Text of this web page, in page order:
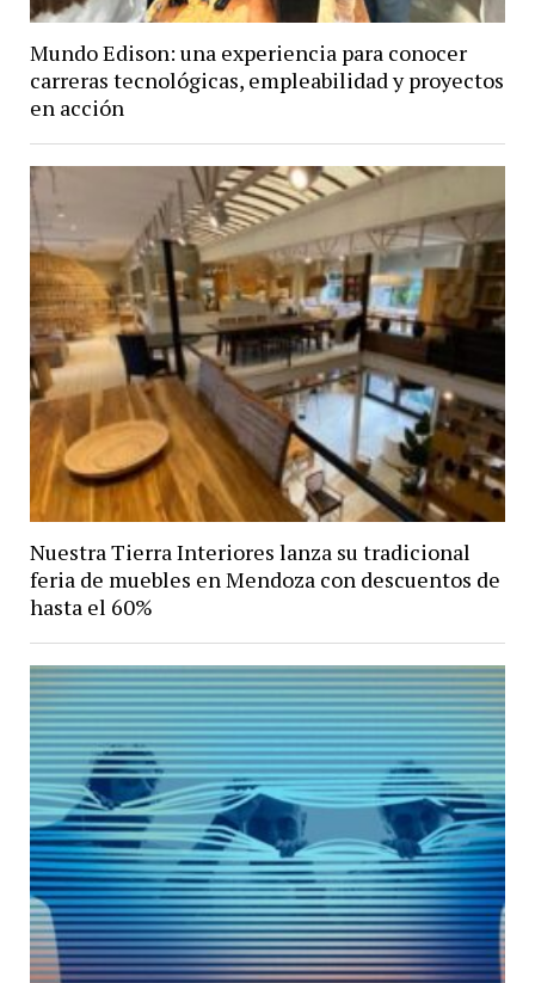
Mundo Edison: una experiencia para conocer
carreras tecnológicas, empleabilidad y proyectos
en acción
Nuestra Tierra Interiores lanza su tradicional
feria de muebles en Mendoza con descuentos de
hasta el 60%